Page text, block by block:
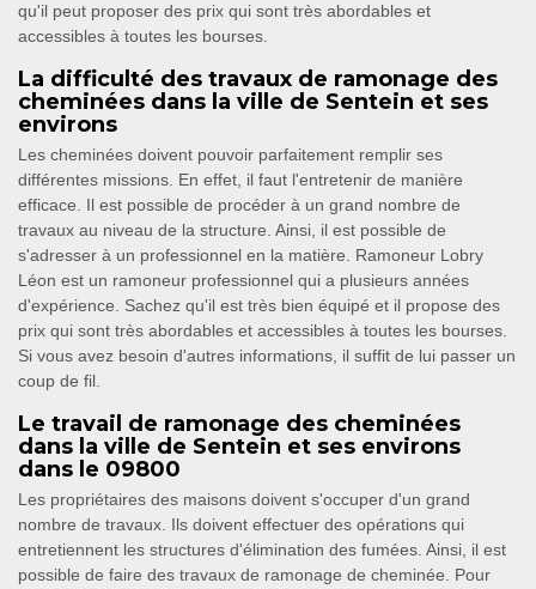
qu'il peut proposer des prix qui sont très abordables et
accessibles à toutes les bourses.
La difficulté des travaux de ramonage des
cheminées dans la ville de Sentein et ses
environs
Les cheminées doivent pouvoir parfaitement remplir ses
différentes missions. En effet, il faut l'entretenir de manière
efficace. Il est possible de procéder à un grand nombre de
travaux au niveau de la structure. Ainsi, il est possible de
s'adresser à un professionnel en la matière. Ramoneur Lobry
Léon est un ramoneur professionnel qui a plusieurs années
d'expérience. Sachez qu'il est très bien équipé et il propose des
prix qui sont très abordables et accessibles à toutes les bourses.
Si vous avez besoin d'autres informations, il suffit de lui passer un
coup de fil.
Le travail de ramonage des cheminées
dans la ville de Sentein et ses environs
dans le 09800
Les propriétaires des maisons doivent s'occuper d'un grand
nombre de travaux. Ils doivent effectuer des opérations qui
entretiennent les structures d'élimination des fumées. Ainsi, il est
possible de faire des travaux de ramonage de cheminée. Pour